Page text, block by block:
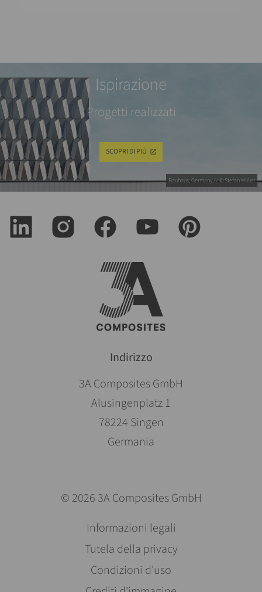
Bauhaus, Germany // © Stefan Müller
Ispirazione
Progetti realizzati
SCOPRI DI PIÙ
Indirizzo
3A Composites GmbH
Alusingenplatz 1
78224 Singen
Germania
© 2026 3A Composites GmbH
Salta
la
navigazione
Informazioni legali
Tutela della privacy
Condizioni d'uso